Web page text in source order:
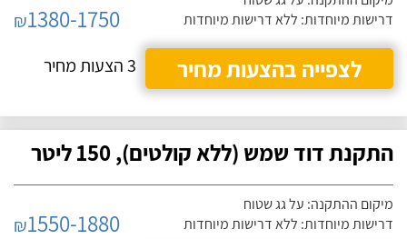
דרישות מיוחדות: ללא דרישות מיוחדות
₪1380-1750
לצפייה בהצעות מחיר
3 הצעות מחיר
התקנת דוד שמש (ללא קולטים), 150 ליטר
מיקום ההתקנה: על גג שטוח
דרישות מיוחדות: ללא דרישות מיוחדות
₪1550-1880